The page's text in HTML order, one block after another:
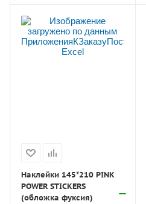
Наклейки 145*210 PINK
POWER STICKERS
(обложка фуксия)